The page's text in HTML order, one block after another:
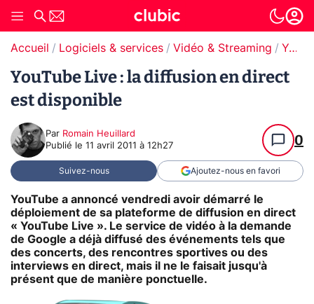
Accueil Logiciels & services Vidéo & Streaming YouTube
YouTube Live : la diffusion en direct
est disponible
Par Romain Heuillard
Publié le 11 avril 2011 à 12h27 0
Suivez-nous Ajoutez-nous en favori
YouTube a annoncé vendredi avoir démarré le
déploiement de sa plateforme de diffusion en direct
« YouTube Live ». Le service de vidéo à la demande
de Google a déjà diffusé des événements tels que
des concerts, des rencontres sportives ou des
interviews en direct, mais il ne le faisait jusqu'à
présent que de manière ponctuelle.